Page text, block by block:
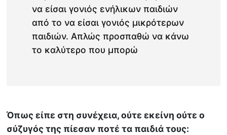
να είσαι γονιός ενήλικων παιδιών
από το να είσαι γονιός μικρότερων
παιδιών. Απλώς προσπαθώ να κάνω
το καλύτερο που μπορώ
Όπως είπε στη συνέχεια, ούτε εκείνη ούτε ο
σύζυγός της πίεσαν ποτέ τα παιδιά τους: